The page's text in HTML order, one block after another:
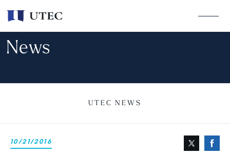
News
UTEC NEWS
10/21/2016